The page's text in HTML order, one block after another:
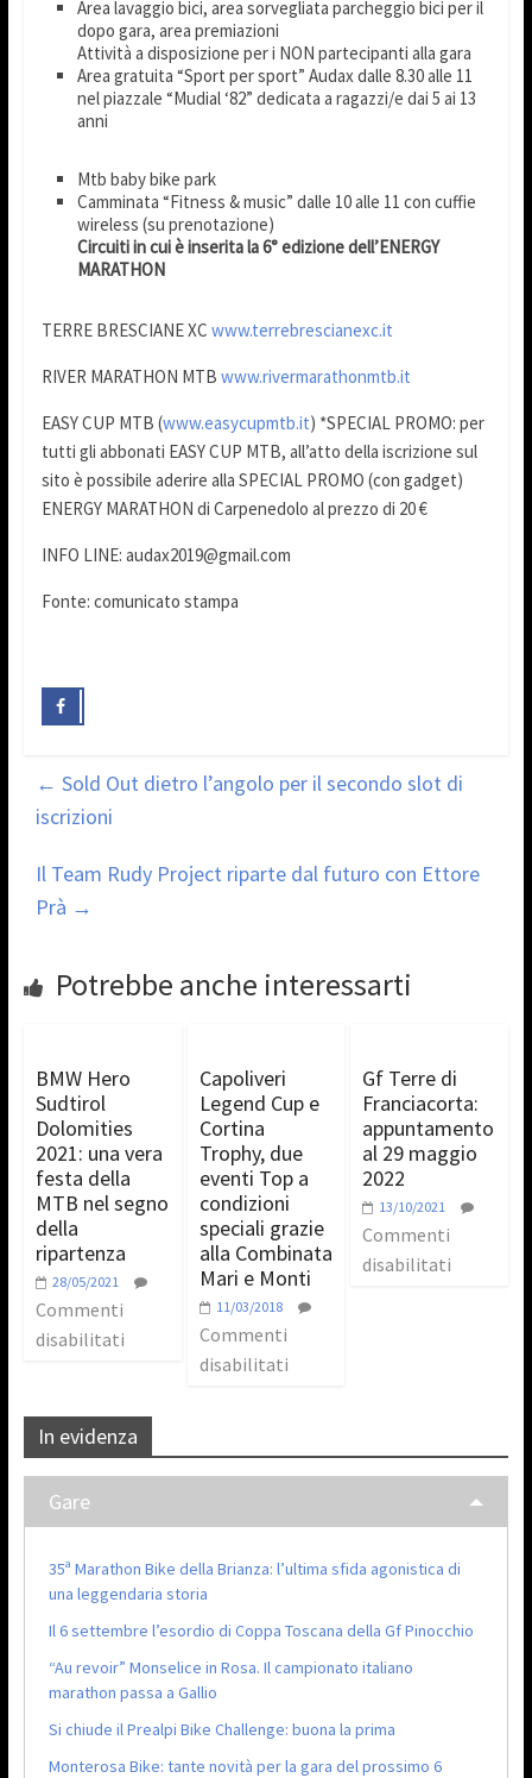
Area lavaggio bici, area sorvegliata parcheggio bici per il
dopo gara, area premiazioni
Attività a disposizione per i NON partecipanti alla gara
Area gratuita “Sport per sport” Audax dalle 8.30 alle 11
nel piazzale “Mudial ‘82” dedicata a ragazzi/e dai 5 ai 13
anni
Mtb baby bike park
Camminata “Fitness & music” dalle 10 alle 11 con cuffie
wireless (su prenotazione)
Circuiti in cui è inserita la 6° edizione dell’ENERGY
MARATHON
TERRE BRESCIANE XC www.terrebrescianexc.it
RIVER MARATHON MTB www.rivermarathonmtb.it
EASY CUP MTB (www.easycupmtb.it) *SPECIAL PROMO: per
tutti gli abbonati EASY CUP MTB, all’atto della iscrizione sul
sito è possibile aderire alla SPECIAL PROMO (con gadget)
ENERGY MARATHON di Carpenedolo al prezzo di 20 €
INFO LINE: audax2019@gmail.com
Fonte: comunicato stampa
← Sold Out dietro l’angolo per il secondo slot di
iscrizioni
Il Team Rudy Project riparte dal futuro con Ettore
Prà →
Potrebbe anche interessarti
BMW Hero
Sudtirol
Dolomities
2021: una vera
festa della
MTB nel segno
della
ripartenza
28/05/2021
Commenti
disabilitati
Capoliveri
Legend Cup e
Cortina
Trophy, due
eventi Top a
condizioni
speciali grazie
alla Combinata
Mari e Monti
11/03/2018
Commenti
disabilitati
Gf Terre di
Franciacorta:
appuntamento
al 29 maggio
2022
13/10/2021
Commenti
disabilitati
In evidenza
Gare
35ª Marathon Bike della Brianza: l’ultima sfida agonistica di
una leggendaria storia
Il 6 settembre l’esordio di Coppa Toscana della Gf Pinocchio
“Au revoir” Monselice in Rosa. Il campionato italiano
marathon passa a Gallio
Si chiude il Prealpi Bike Challenge: buona la prima
Monterosa Bike: tante novità per la gara del prossimo 6